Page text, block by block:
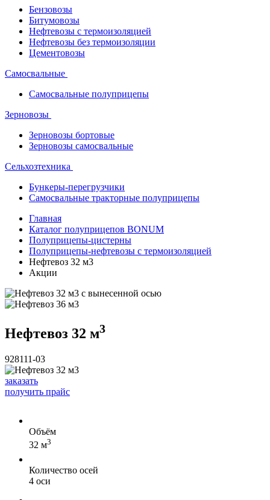
Бензовозы
Битумовозы
Нефтевозы с термоизоляцией
Нефтевозы без термоизоляции
Цементовозы
Самосвальные
Самосвальные полуприцепы
Зерновозы
Зерновозы бортовые
Зерновозы самосвальные
Сельхозтехника
Бункеры-перегрузчики
Самосвальные тракторные полуприцепы
Главная
Каталог полуприцепов BONUM
Полуприцепы-цистерны
Полуприцепы-нефтевозы с термоизоляцией
Нефтевоз 32 м3
Акции
Нефтевоз 32 м3
928111-03
заказать
получить прайс
Объём
32 м3
Количество осей
4 оси